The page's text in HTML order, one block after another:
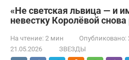
«Не светская львица — и
невестку Королёвой снова
На чтение: 2 мин Опубликовано:
21.05.2026
ЗВЕЗДЫ